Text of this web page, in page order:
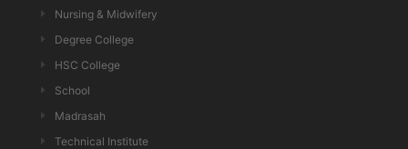
Nursing & Midwifery
Degree College
HSC College
School
Madrasah
Technical Institute